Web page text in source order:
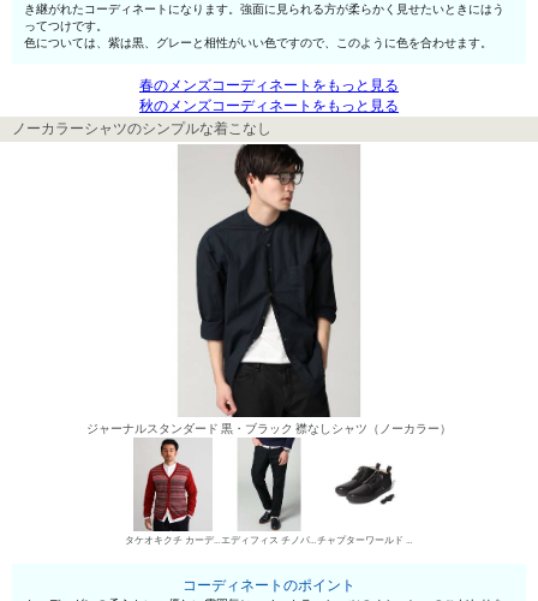
き継がれたコーディネートになります。強面に見られる方が柔らかく見せたいときにはう
ってつけです。
色については、紫は黒、グレーと相性がいい色ですので、このように色を合わせます。
春のメンズコーディネートをもっと見る
秋のメンズコーディネートをもっと見る
ノーカラーシャツのシンプルな着こなし
ジャーナルスタンダード 黒・ブラック 襟なしシャツ（ノーカラー）
タケオキクチ カーディガン エディフィス チノパン・綿パン チャプターワールド デザートブーツ
コーディネートのポイント